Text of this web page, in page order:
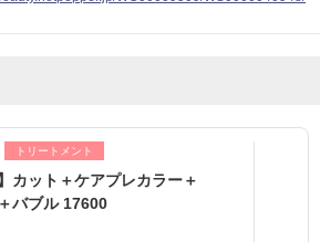
トリートメント
カット＋ケアプレカラー＋
バブル 17600